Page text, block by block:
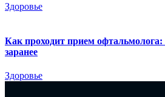
Здоровье
Как проходит прием офтальмолога:
заранее
Здоровье